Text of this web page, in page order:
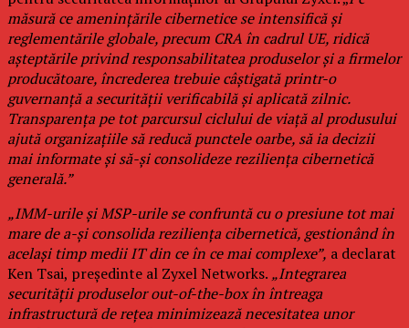
măsură ce amenințările cibernetice se intensifică și
reglementările globale, precum CRA în cadrul UE, ridică
așteptările privind responsabilitatea produselor și a firmelor
producătoare, încrederea trebuie câștigată printr-o
guvernanță a securității verificabilă și aplicată zilnic.
Transparența pe tot parcursul ciclului de viață al produsului
ajută organizațiile să reducă punctele oarbe, să ia decizii
mai informate și să-și consolideze reziliența cibernetică
generală.”
„IMM-urile și MSP-urile se confruntă cu o presiune tot mai
mare de a-și consolida reziliența cibernetică, gestionând în
același timp medii IT din ce în ce mai complexe”, a declarat
Ken Tsai, președinte al Zyxel Networks. „Integrarea
securității produselor out-of-the-box în întreaga
infrastructură de rețea minimizează necesitatea unor